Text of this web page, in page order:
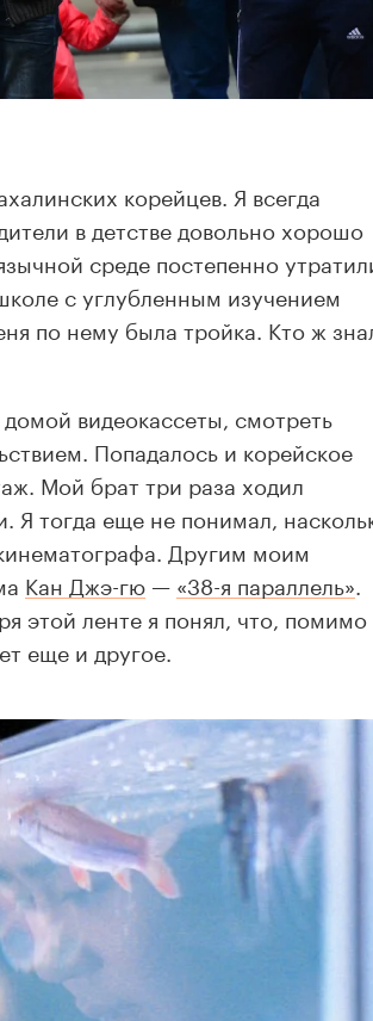
корейцев. Я всегда
в детстве довольно хорошо
среде постепенно
с углубленным изучением
по нему была тройка. Кто ж
видеокассеты, смотреть
Попадалось и корейское
Мой брат три раза ходил
Я тогда еще не понимал,
Другим моим
Кан Джэ-гю — «38-я параллель»
этой ленте я понял, что, помимо
еще и другое.